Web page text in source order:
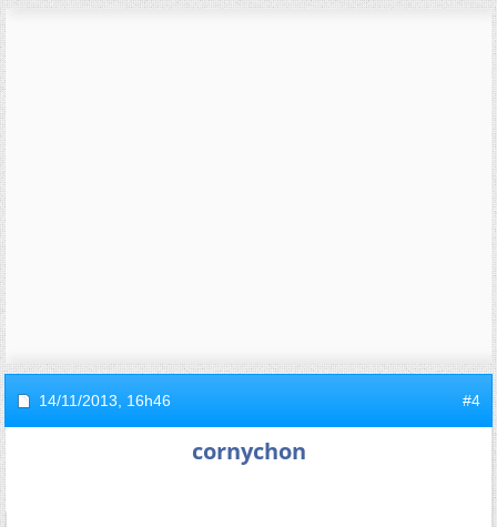
14/11/2013, 16h46 #4
cornychon